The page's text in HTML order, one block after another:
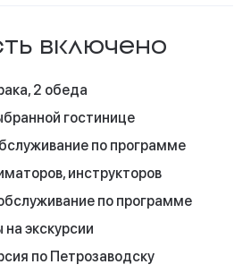
включено
2 обеда
гостинице
по программе
инструкторов
по программе
экскурсии
по Петрозаводску